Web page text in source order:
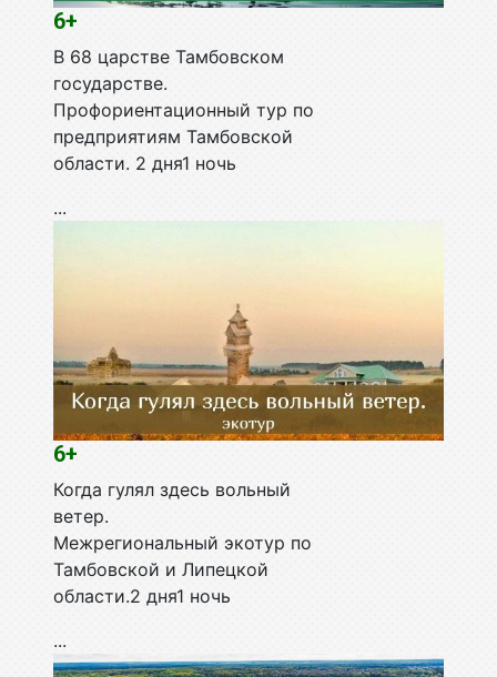
6+
В 68 царстве Тамбовском
государстве.
Профориентационный тур по
предприятиям Тамбовской
области. 2 дня1 ночь
...
6+
Когда гулял здесь вольный
ветер.
Межрегиональный экотур по
Тамбовской и Липецкой
области.2 дня1 ночь
...